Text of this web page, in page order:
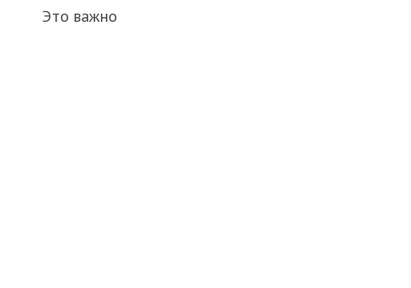
Это важно